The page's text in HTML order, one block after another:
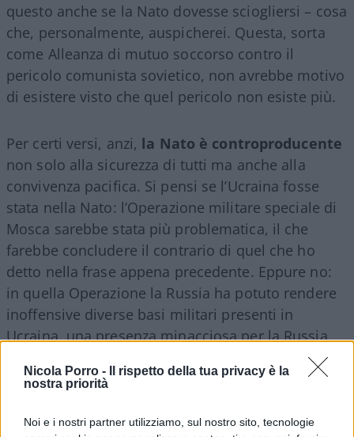
Nicola Porro -
Il rispetto della tua privacy è la
nostra priorità
Noi e i nostri partner utilizziamo, sul nostro sito, tecnologie
questo anche se la Nato dovesse sciogliersi – cosa
che, personalmente, auspicherei. Questa, sorta
come Alleanza di mutuo soccorso contro il
pericolo comunista sovietico, non avrebbe motivo
di esistere visto che quel pericolo non esiste più.
Per certi versi, anzi, la Nato è controproducente
non solo alla sicurezza di tutti ma anche alla
convivenza pacifica. Si pensi se l’Ucraina fosse
stata nella Nato: l’Operazione militare speciale di
Mosca sarebbe stata più problematica, il che
farebbe concludere il contrario di quel che ho
detto nella frase appena precedente. Eppure no:
in quella Operazione la Russia ha potuto rendere
inoffensive diverse basi militari presenti in
Ucraina, una presenza minacciosa per la Russia,
alla luce della Storia passata che ho ricordato
all’inizio. Il rapporto di forze Nato/Russia è
caso di conflitto, questa soccomberebbe. E con